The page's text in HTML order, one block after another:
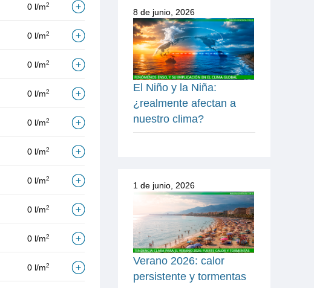
0 l/m2
0 l/m2
0 l/m2
0 l/m2
0 l/m2
0 l/m2
0 l/m2
0 l/m2
0 l/m2
0 l/m2
8 de junio, 2026
El Niño y la Niña:
¿realmente afectan a
nuestro clima?
1 de junio, 2026
Verano 2026: calor
persistente y tormentas